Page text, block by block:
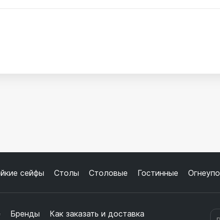
сейфы Столы Столовые Гостинные
Бренды Как заказать и доставка